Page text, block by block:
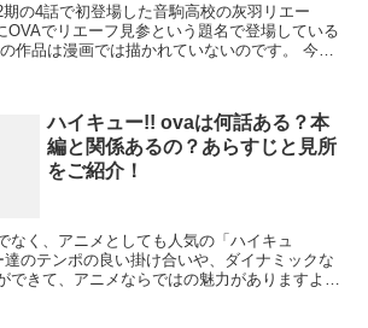
の4話で初登場した音駒高校の灰羽リエー
OVAでリエーフ見参という題名で登場している
作品は漫画では描かれていないのです。 今回
ハイキュー!! ovaは何話ある？本
編と関係あるの？あらすじと見所
をご紹介！
なく、アニメとしても人気の「ハイキュ
のテンポの良い掛け合いや、ダイナミックな
できて、アニメならではの魅力がありますよ